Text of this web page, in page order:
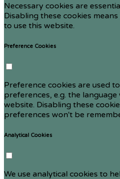
Necessary cookies are
Disabling these cookies
to use this website.
Preference Cookies
Preference cookies are used
preferences, e.g. the
website. Disabling these
preferences won't be
Analytical Cookies
We use analytical cookies to